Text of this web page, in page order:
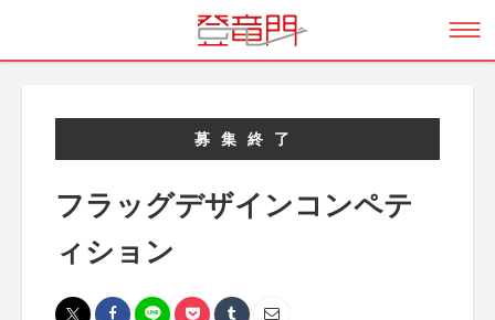
募集終了
フラッグデザインコンペテ
ィション